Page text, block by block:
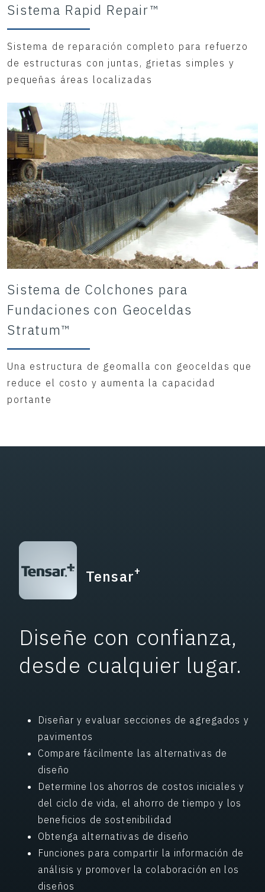
Sistema Rapid Repair™
Sistema de reparación completo para refuerzo
de estructuras con juntas, grietas simples y
pequeñas áreas localizadas
Sistema de Colchones para
Fundaciones con Geoceldas
Stratum™
Una estructura de geomalla con geoceldas que
reduce el costo y aumenta la capacidad
portante
Tensar+
Diseñe con confianza,
desde cualquier lugar.
Diseñar y evaluar secciones de agregados y
pavimentos
Compare fácilmente las alternativas de
diseño
Determine los ahorros de costos iniciales y
del ciclo de vida, el ahorro de tiempo y los
beneficios de sostenibilidad
Obtenga alternativas de diseño
Funciones para compartir la información de
análisis y promover la colaboración en los
diseños